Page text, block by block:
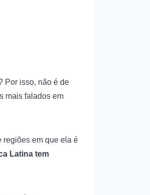
Por isso, não é de
mais falados em
regiões em que ela é
Latina tem